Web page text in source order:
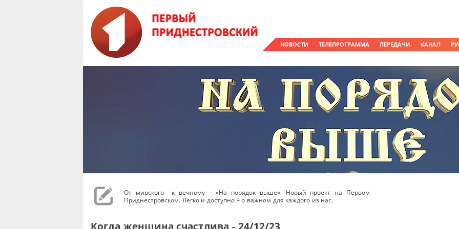
НОВОСТИ ТЕЛЕПРОГРАММА ПЕРЕДАЧИ КАНАЛ
От мирского к вечному – «На порядок выше». Новый проект на Первом
Приднестровском. Легко и доступно – о важном для каждого из нас.
Когда женщина счастлива - 24/12/23